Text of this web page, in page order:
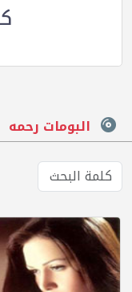
البومات رحمه